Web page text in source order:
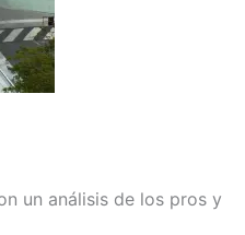
un análisis de los pros y